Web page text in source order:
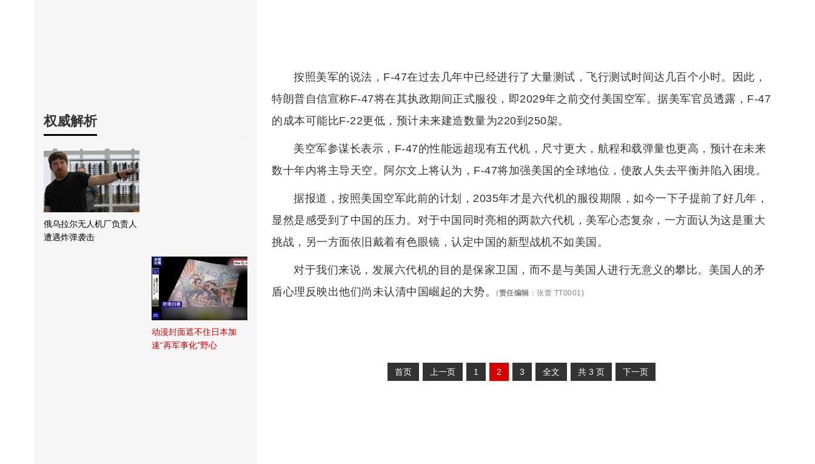
权威解析
俄乌拉尔无人机厂负责人
遭遇炸弹袭击
动漫封面遮不住日本加
速“再军事化”野心
按照美军的说法，F-47在过去几年中已经进行了大量测试，飞行测试时间达几百个小时。因此，
特朗普自信宣称F-47将在其执政期间正式服役，即2029年之前交付美国空军。据美军官员透露，F-47
的成本可能比F-22更低，预计未来建造数量为220到250架。
美空军参谋长表示，F-47的性能远超现有五代机，尺寸更大，航程和载弹量也更高，预计在未来
数十年内将主导天空。阿尔文上将认为，F-47将加强美国的全球地位，使敌人失去平衡并陷入困境。
据报道，按照美国空军此前的计划，2035年才是六代机的服役期限，如今一下子提前了好几年，
显然是感受到了中国的压力。对于中国同时亮相的两款六代机，美军心态复杂，一方面认为这是重大
挑战，另一方面依旧戴着有色眼镜，认定中国的新型战机不如美国。
对于我们来说，发展六代机的目的是保家卫国，而不是与美国人进行无意义的攀比。美国人的矛
盾心理反映出他们尚未认清中国崛起的大势。
(责任编辑 ： 张蕾 TT0001)
首页 上一页 1 2 3 全文 共 3 页 下一页